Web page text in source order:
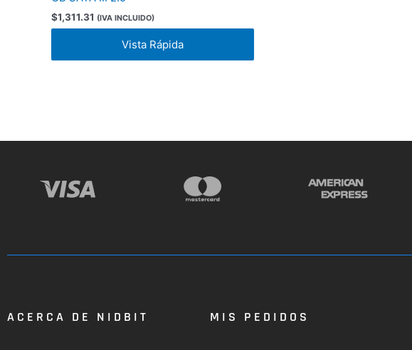
$1,311.31 (IVA INCLUIDO)
Vista Rápida
ACERCA DE NIDBIT MIS PEDIDOS